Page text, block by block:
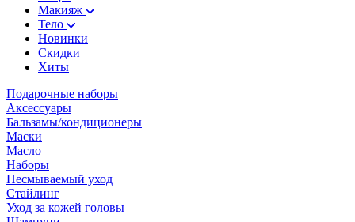
Макияж
Тело
Новинки
Скидки
Хиты
Подарочные наборы
Аксессуары
Бальзамы/кондиционеры
Маски
Масло
Наборы
Несмываемый уход
Стайлинг
Уход за кожей головы